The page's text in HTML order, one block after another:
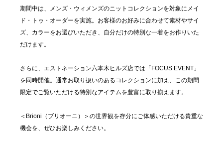
期間中は、メンズ・ウィメンズのニットコレクションを対象にメイ
ド・トゥ・オーダーを実施。お客様のお好みに合わせて素材やサイ
ズ、カラーをお選びいただき、自分だけの特別な一着をお作りいた
だけます。
さらに、エストネーション六本木ヒルズ店では「FOCUS EVENT」
を同時開催。通常お取り扱いのあるコレクションに加え、この期間
限定でご覧いただける特別なアイテムを豊富に取り揃えます。
＜Brioni（ブリオーニ）＞の世界観を存分にご体感いただける貴重な
機会を、ぜひお楽しみください。